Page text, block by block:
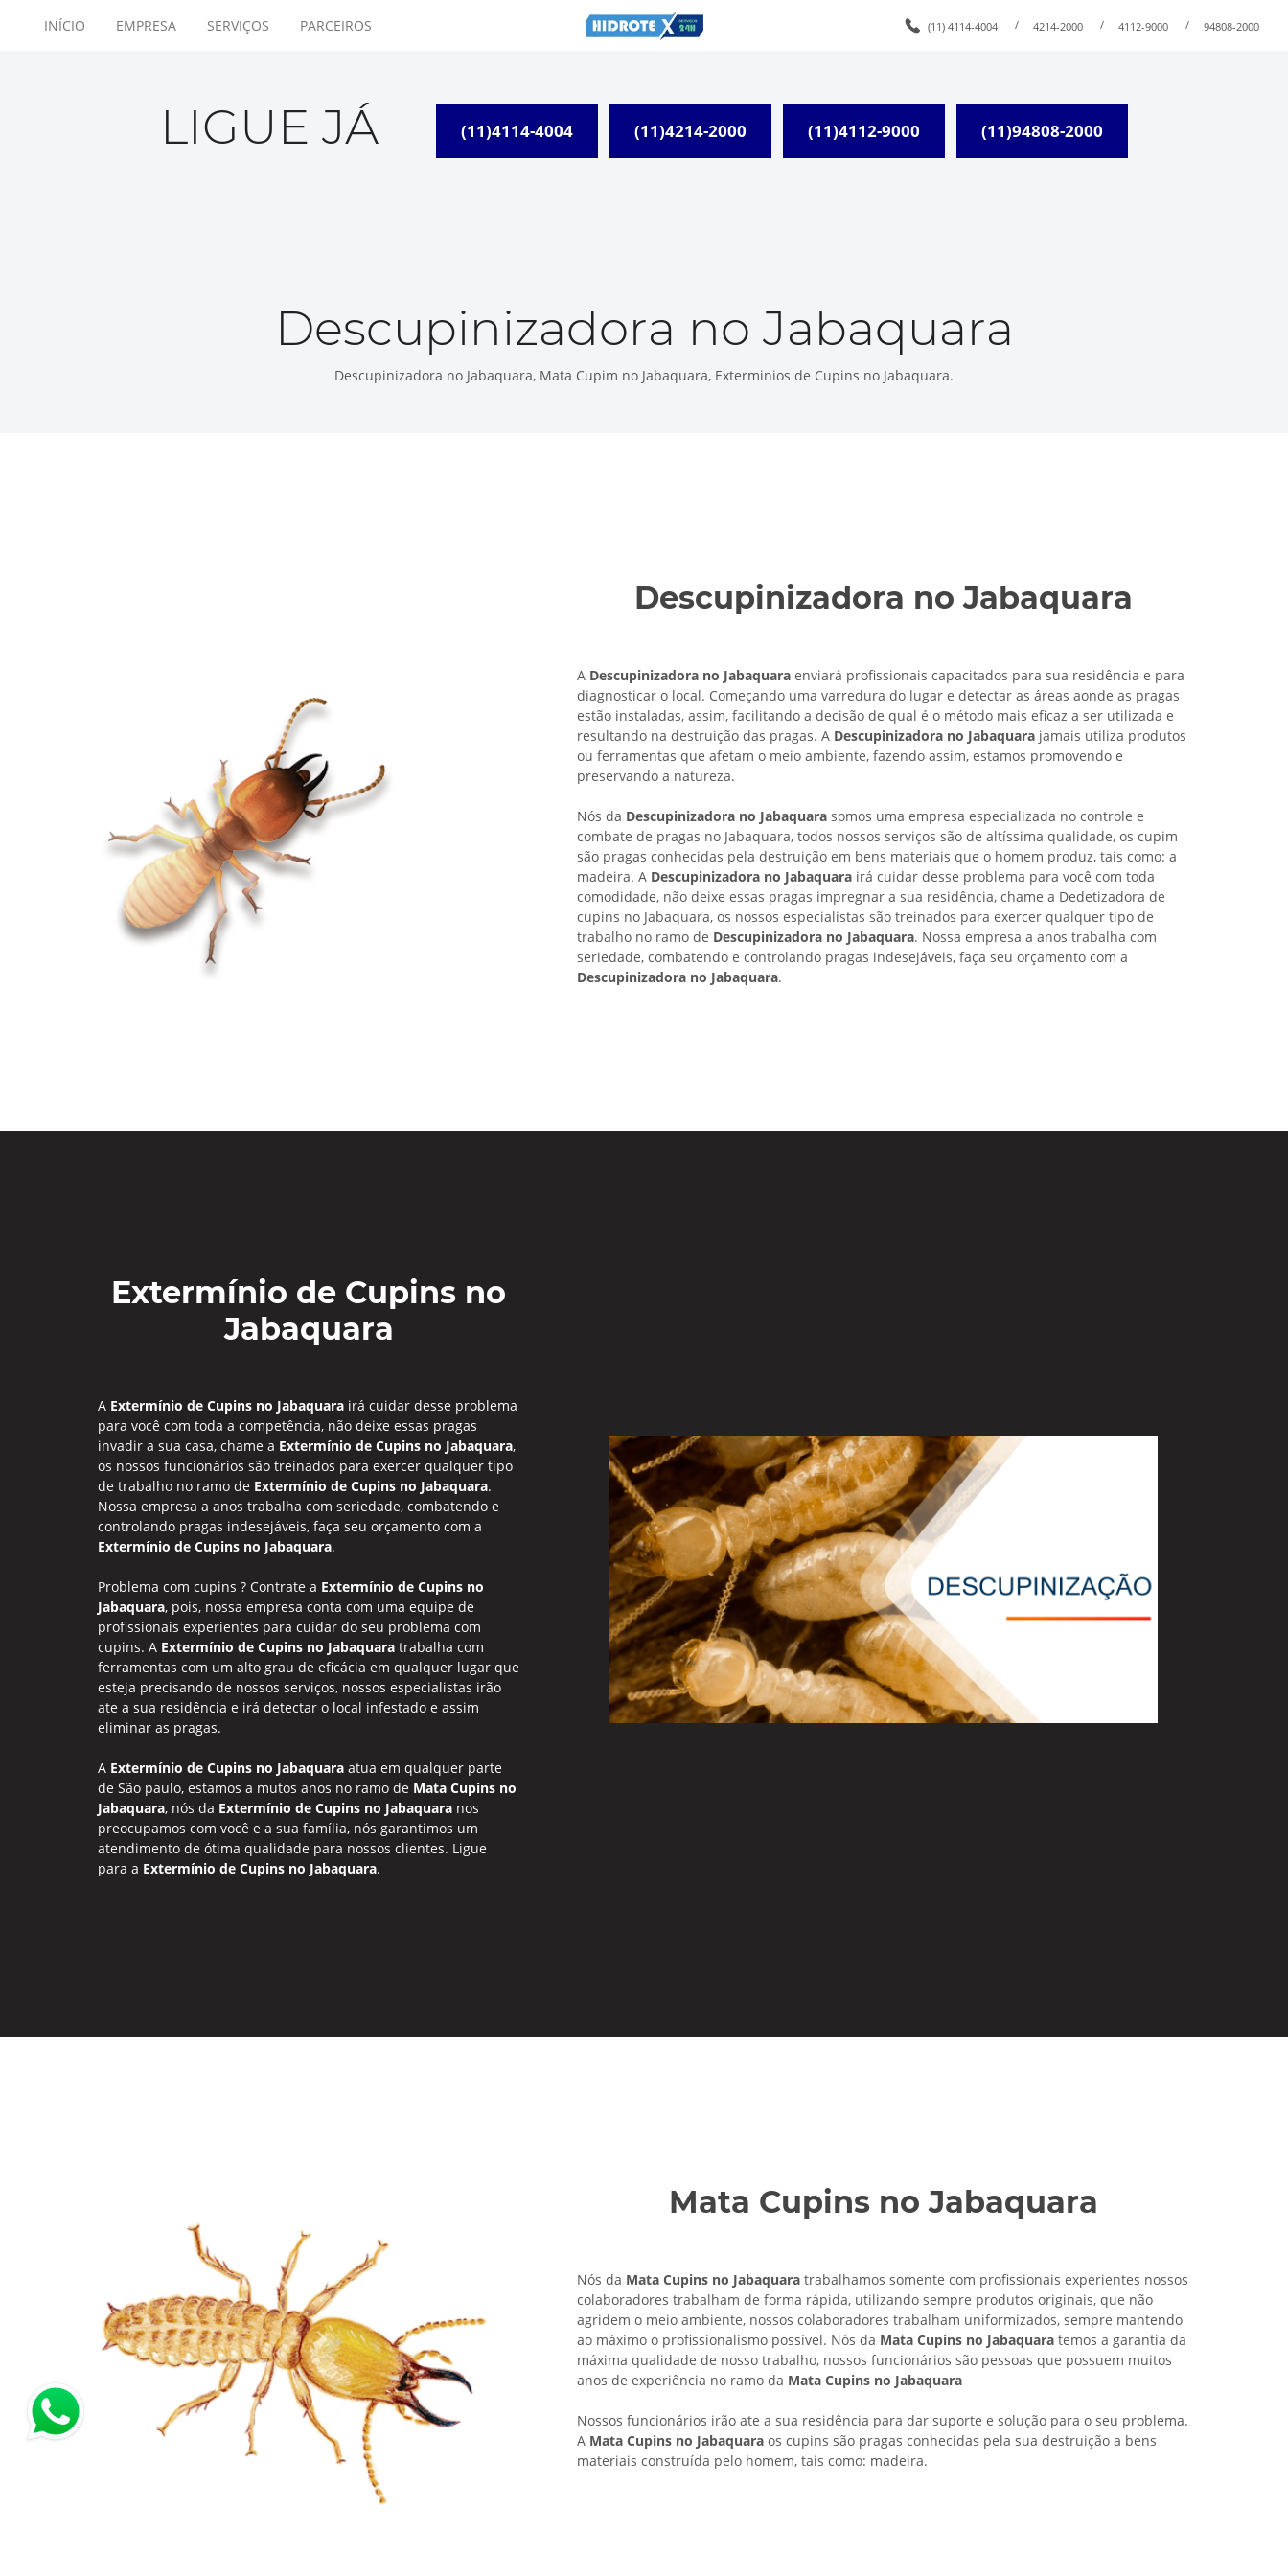
INÍCIO EMPRESA SERVIÇOS PARCEIROS (11) 4114-4004 / 4214-2000 / 4112-9000 / 94808-2000
LIGUE JÁ (11)4114-4004 (11)4214-2000 (11)4112-9000 (11)94808-2000
Descupinizadora no Jabaquara
Descupinizadora no Jabaquara, Mata Cupim no Jabaquara, Exterminios de Cupins no Jabaquara.
Descupinizadora no Jabaquara
A Descupinizadora no Jabaquara enviará profissionais capacitados para sua residência e para
diagnosticar o local. Começando uma varredura do lugar e detectar as áreas aonde as pragas
estão instaladas, assim, facilitando a decisão de qual é o método mais eficaz a ser utilizada e
resultando na destruição das pragas. A Descupinizadora no Jabaquara jamais utiliza produtos
ou ferramentas que afetam o meio ambiente, fazendo assim, estamos promovendo e
preservando a natureza.
Nós da Descupinizadora no Jabaquara somos uma empresa especializada no controle e
combate de pragas no Jabaquara, todos nossos serviços são de altíssima qualidade, os cupim
são pragas conhecidas pela destruição em bens materiais que o homem produz, tais como: a
madeira. A Descupinizadora no Jabaquara irá cuidar desse problema para você com toda
comodidade, não deixe essas pragas impregnar a sua residência, chame a Dedetizadora de
cupins no Jabaquara, os nossos especialistas são treinados para exercer qualquer tipo de
trabalho no ramo de Descupinizadora no Jabaquara. Nossa empresa a anos trabalha com
seriedade, combatendo e controlando pragas indesejáveis, faça seu orçamento com a
Descupinizadora no Jabaquara.
Extermínio de Cupins no
Jabaquara
A Extermínio de Cupins no Jabaquara irá cuidar desse problema
para você com toda a competência, não deixe essas pragas
invadir a sua casa, chame a Extermínio de Cupins no Jabaquara,
os nossos funcionários são treinados para exercer qualquer tipo
de trabalho no ramo de Extermínio de Cupins no Jabaquara.
Nossa empresa a anos trabalha com seriedade, combatendo e
controlando pragas indesejáveis, faça seu orçamento com a
Extermínio de Cupins no Jabaquara.
Problema com cupins ? Contrate a Extermínio de Cupins no
Jabaquara, pois, nossa empresa conta com uma equipe de
profissionais experientes para cuidar do seu problema com
cupins. A Extermínio de Cupins no Jabaquara trabalha com
ferramentas com um alto grau de eficácia em qualquer lugar que
esteja precisando de nossos serviços, nossos especialistas irão
ate a sua residência e irá detectar o local infestado e assim
eliminar as pragas.
A Extermínio de Cupins no Jabaquara atua em qualquer parte
de São paulo, estamos a mutos anos no ramo de Mata Cupins no
Jabaquara, nós da Extermínio de Cupins no Jabaquara nos
preocupamos com você e a sua família, nós garantimos um
atendimento de ótima qualidade para nossos clientes. Ligue
para a Extermínio de Cupins no Jabaquara.
Mata Cupins no Jabaquara
Nós da Mata Cupins no Jabaquara trabalhamos somente com profissionais experientes nossos
colaboradores trabalham de forma rápida, utilizando sempre produtos originais, que não
agridem o meio ambiente, nossos colaboradores trabalham uniformizados, sempre mantendo
ao máximo o profissionalismo possível. Nós da Mata Cupins no Jabaquara temos a garantia da
máxima qualidade de nosso trabalho, nossos funcionários são pessoas que possuem muitos
anos de experiência no ramo da Mata Cupins no Jabaquara
Nossos funcionários irão ate a sua residência para dar suporte e solução para o seu problema.
A Mata Cupins no Jabaquara os cupins são pragas conhecidas pela sua destruição a bens
materiais construída pelo homem, tais como: madeira.